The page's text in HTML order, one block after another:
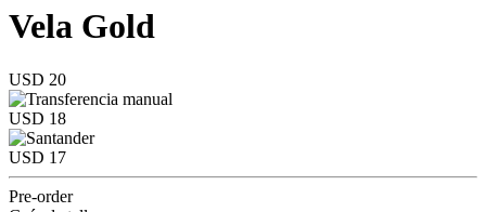
Vela Gold
USD 20
USD 18
USD 17
Pre-order